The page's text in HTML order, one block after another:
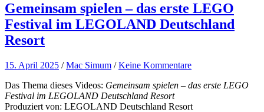
Gemeinsam spielen – das erste LEGO
Festival im LEGOLAND Deutschland
Resort
15. April 2025 /Mac Simum /Keine Kommentare
Das Thema dieses Videos: Gemeinsam spielen – das erste LEGO
Festival im LEGOLAND Deutschland Resort
Produziert von: LEGOLAND Deutschland Resort